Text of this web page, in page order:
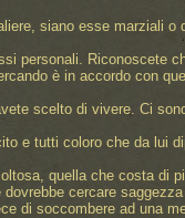
siano esse marziali
personali. Riconoscete
è in accordo con
scelto di vivere. Ci
e tutti coloro che da lui
quella che costa di
cercare
di soccombere ad una